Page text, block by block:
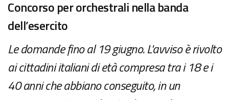
Concorso per orchestrali nella banda
dell’esercito
Le domande fino al 19 giugno. L'avviso è rivolto
ai cittadini italiani di età compresa tra i 18 e i
40 anni che abbiano conseguito, in un